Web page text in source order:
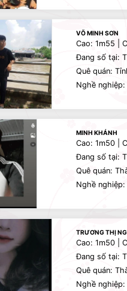
VÕ MINH SƠN
Cao: 1m55 |
Đang số tại:
Quê quán:
Nghề nghiệp:
MINH KHÁNH
Cao: 1m50 |
Đang số tại:
Quê quán:
Nghề
TRƯƠNG THỊ
Cao: 1m50 |
Đang số tại:
Quê quán:
Nghề nghiệp: